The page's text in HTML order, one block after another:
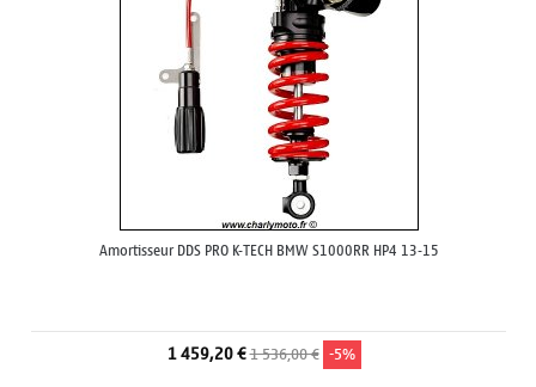
Amortisseur DDS PRO K-TECH BMW S1000RR HP4 13-15
1 459,20 €1 536,00 € -5%